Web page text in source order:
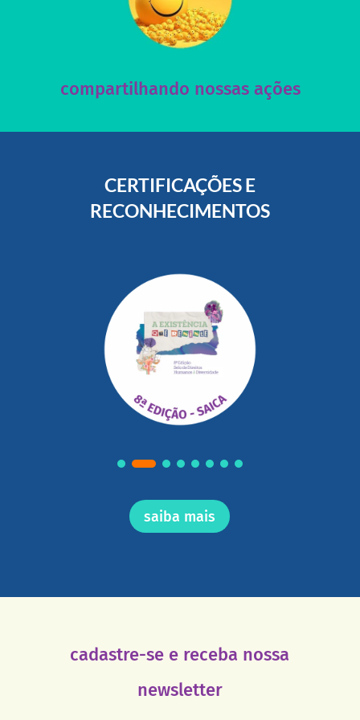
compartilhando nossas ações
Acesse nossas redes sociais e nos ajude compartilhando
nossos posts e nosso site!
CERTIFICAÇÕES E
RECONHECIMENTOS
saiba mais
cadastre-se e receba nossa
newsletter